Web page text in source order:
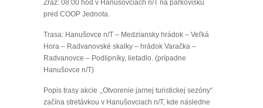
Zraz: 08:00 hod v Hanušovciach n/T na parkovisku
pred COOP Jednota.
Trasa: Hanušovce n/T – Medziansky hrádok – Veľká
Hora – Radvanovské skalky – hrádok Varačka –
Radvanovce – Podlipníky, lietadlo. (prípadne
Hanušovce n/T)
Popis trasy akcie ,,Otvorenie jarnej turistickej sezóny“
začína stretávkou v Hanušovciach n/T, kde následne